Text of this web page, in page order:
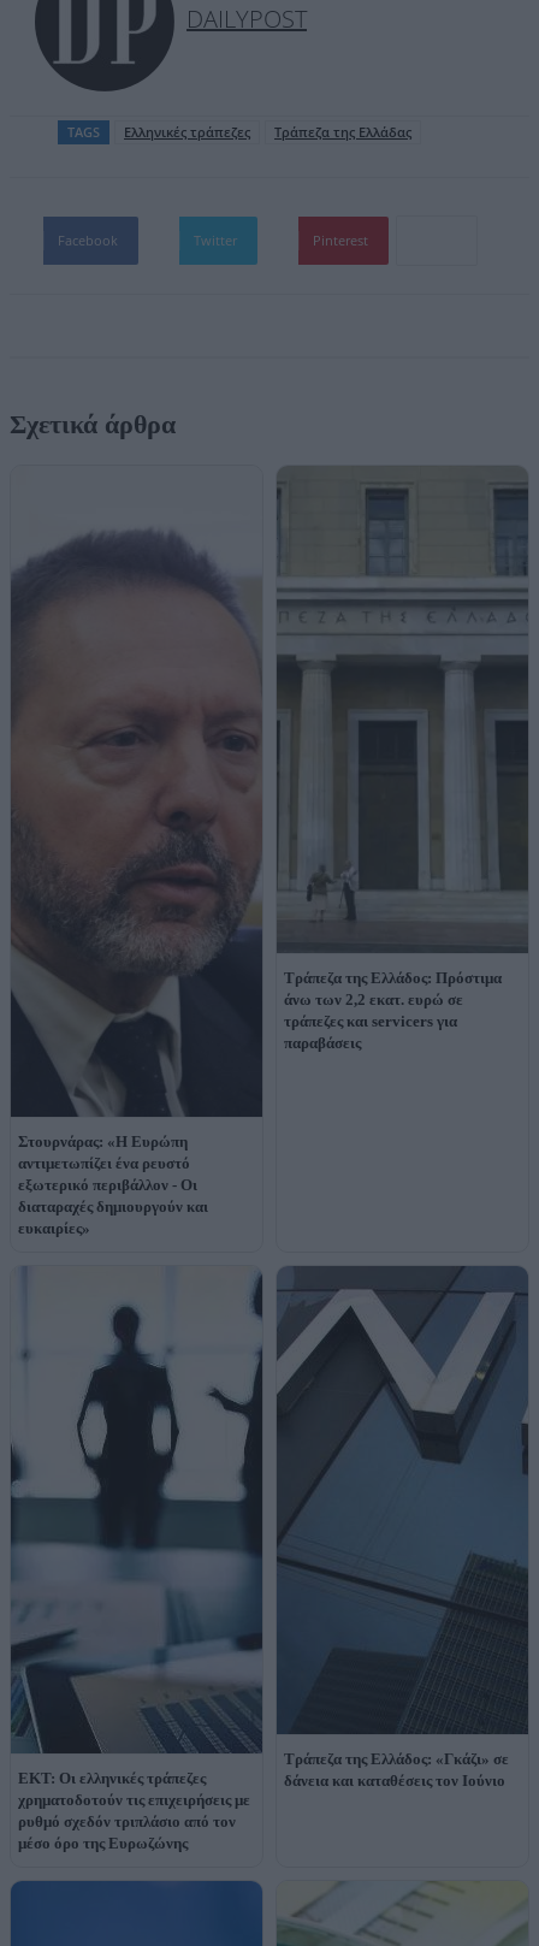
DAILYPOST
TAGS Ελληνικές τράπεζες Τράπεζα της Ελλάδας
Facebook Twitter Pinterest
Σχετικά άρθρα
Στουρνάρας: «Η Ευρώπη
αντιμετωπίζει ένα ρευστό
εξωτερικό περιβάλλον - Oι
διαταραχές δημιουργούν και
ευκαιρίες»
Τράπεζα της Ελλάδος: Πρόστιμα
άνω των 2,2 εκατ. ευρώ σε
τράπεζες και servicers για
παραβάσεις
ΕΚΤ: Οι ελληνικές τράπεζες
χρηματοδοτούν τις επιχειρήσεις με
ρυθμό σχεδόν τριπλάσιο από τον
μέσο όρο της Ευρωζώνης
Τράπεζα της Ελλάδος: «Γκάζι» σε
δάνεια και καταθέσεις τον Ιούνιο